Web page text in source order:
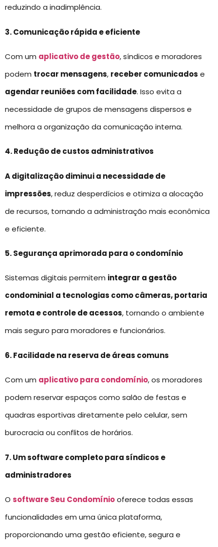
reduzindo a inadimplência.
3. Comunicação rápida e eficiente
Com um aplicativo de gestão, síndicos e moradores
podem trocar mensagens, receber comunicados e
agendar reuniões com facilidade. Isso evita a
necessidade de grupos de mensagens dispersos e
melhora a organização da comunicação interna.
4. Redução de custos administrativos
A digitalização diminui a necessidade de
impressões, reduz desperdícios e otimiza a alocação
de recursos, tornando a administração mais econômica
e eficiente.
5. Segurança aprimorada para o condomínio
Sistemas digitais permitem integrar a gestão
condominial a tecnologias como câmeras, portaria
remota e controle de acessos, tornando o ambiente
mais seguro para moradores e funcionários.
6. Facilidade na reserva de áreas comuns
Com um aplicativo para condomínio, os moradores
podem reservar espaços como salão de festas e
quadras esportivas diretamente pelo celular, sem
burocracia ou conflitos de horários.
7. Um software completo para síndicos e
administradores
O software Seu Condomíniooferece todas essas
funcionalidades em uma única plataforma,
proporcionando uma gestão eficiente, segura e